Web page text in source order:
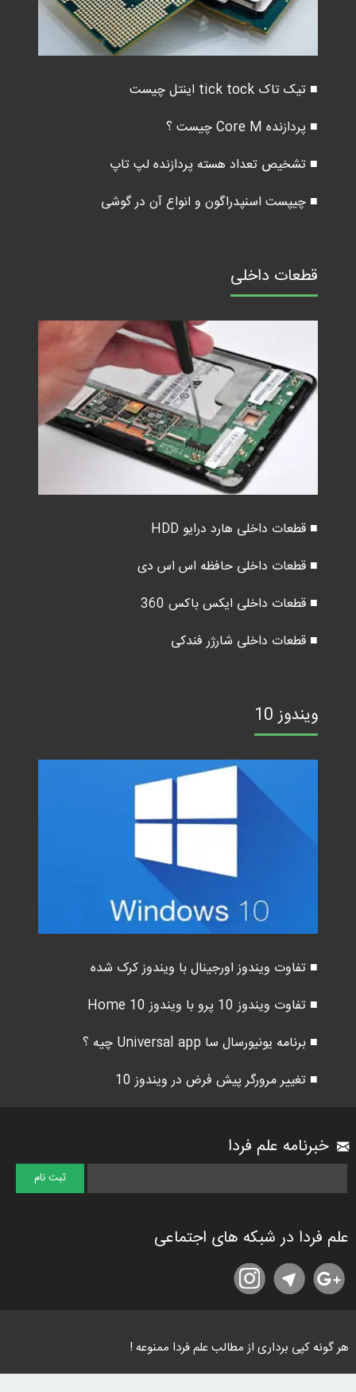
■ تیک تاک tick tock اینتل چیست
■ پردازنده Core M چیست ؟
■ تشخیص تعداد هسته پردازنده لپ تاپ
■ چیپست اسنپدراگون و انواع آن در گوشی
قطعات داخلی
■ قطعات داخلی هارد درایو HDD
■ قطعات داخلی حافظه اس اس دی
■ قطعات داخلی ایکس باکس 360
■ قطعات داخلی شارژر فندکی
ویندوز 10
■ تفاوت ویندوز اورجینال با ویندوز کرک شده
■ تفاوت ویندوز 10 پرو با ویندوز 10 Home
■ برنامه یونیورسال سا Universal app چیه ؟
■ تغییر مرورگر پیش فرض در ویندوز 10
خبرنامه علم فردا
علم فردا در شبکه های اجتماعی
هر گونه کپی برداری از مطالب علم فردا ممنوعه !